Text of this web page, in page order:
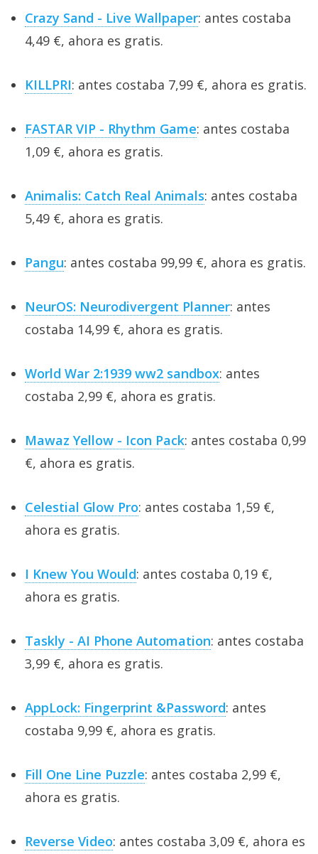
Crazy Sand - Live Wallpaper: antes costaba
4,49 €, ahora es gratis.
KILLPRI: antes costaba 7,99 €, ahora es gratis.
FASTAR VIP - Rhythm Game: antes costaba
1,09 €, ahora es gratis.
Animalis: Catch Real Animals: antes costaba
5,49 €, ahora es gratis.
Pangu: antes costaba 99,99 €, ahora es gratis.
NeurOS: Neurodivergent Planner: antes
costaba 14,99 €, ahora es gratis.
World War 2:1939 ww2 sandbox: antes
costaba 2,99 €, ahora es gratis.
Mawaz Yellow - Icon Pack: antes costaba 0,99
€, ahora es gratis.
Celestial Glow Pro: antes costaba 1,59 €,
ahora es gratis.
I Knew You Would: antes costaba 0,19 €,
ahora es gratis.
Taskly - AI Phone Automation: antes costaba
3,99 €, ahora es gratis.
AppLock: Fingerprint &Password: antes
costaba 9,99 €, ahora es gratis.
Fill One Line Puzzle: antes costaba 2,99 €,
ahora es gratis.
Reverse Video: antes costaba 3,09 €, ahora es